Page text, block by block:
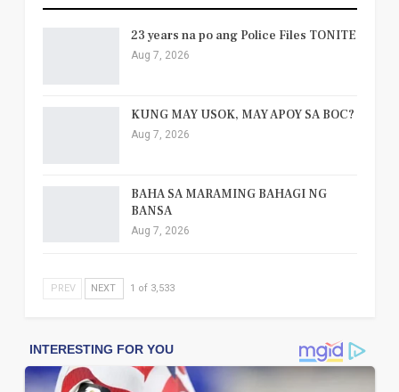
23 years na po ang Police Files TONITE
Aug 7, 2026
KUNG MAY USOK, MAY APOY SA BOC?
Aug 7, 2026
BAHA SA MARAMING BAHAGI NG
BANSA
Aug 7, 2026
PREV NEXT 1 of 3,533